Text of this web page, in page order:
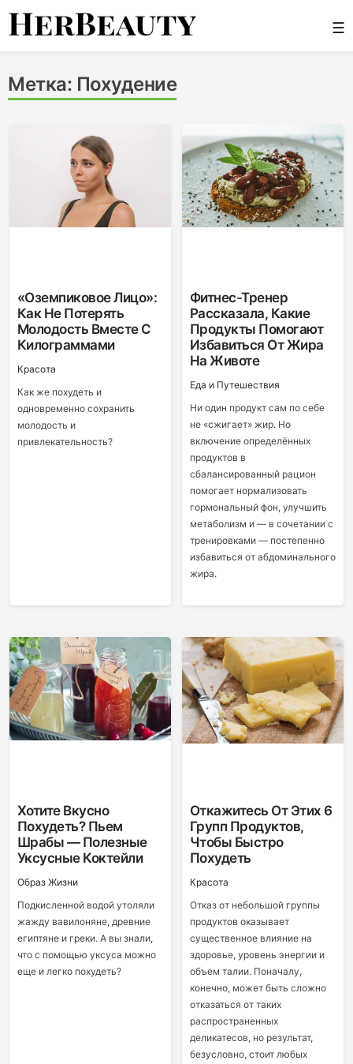
Skip
☰
Метка: Похудение
«Оземпиковое Лицо»:
Как Не Потерять
Молодость Вместе С
Килограммами
Красота
Как же похудеть и
одновременно сохранить
молодость и
привлекательность?
Фитнес-Тренер
Рассказала, Какие
Продукты Помогают
Избавиться От Жира
На Животе
Еда и Путешествия
Ни один продукт сам по себе
не «сжигает» жир. Но
включение определённых
продуктов в
сбалансированный рацион
помогает нормализовать
гормональный фон, улучшить
метаболизм и — в сочетании с
тренировками — постепенно
избавиться от абдоминального
жира.
Хотите Вкусно
Похудеть? Пьем
Шрабы — Полезные
Уксусные Коктейли
Образ Жизни
Подкисленной водой утоляли
жажду вавилоняне, древние
египтяне и греки. А вы знали,
что с помощью уксуса можно
еще и легко похудеть?
Откажитесь От Этих 6
Групп Продуктов,
Чтобы Быстро
Похудеть
Красота
Отказ от небольшой группы
продуктов оказывает
существенное влияние на
здоровье, уровень энергии и
объем талии. Поначалу,
конечно, может быть сложно
отказаться от таких
распространенных
деликатесов, но результат,
безусловно, стоит любых